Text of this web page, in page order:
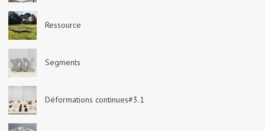
Ressource
Segments
Déformations continues#3.1